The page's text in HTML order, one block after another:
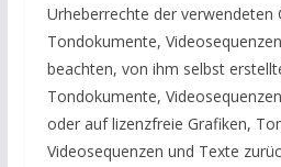
Urheberrechte der verwendeten
Tondokumente,
beachten, von ihm selbst
Tondokumente,
oder auf lizenzfreie Grafiken,
Videosequenzen und Texte